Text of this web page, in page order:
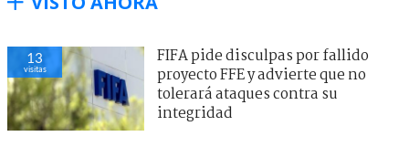
13
visitas
FIFA pide disculpas por fallido
proyecto FFE y advierte que no
tolerará ataques contra su
integridad